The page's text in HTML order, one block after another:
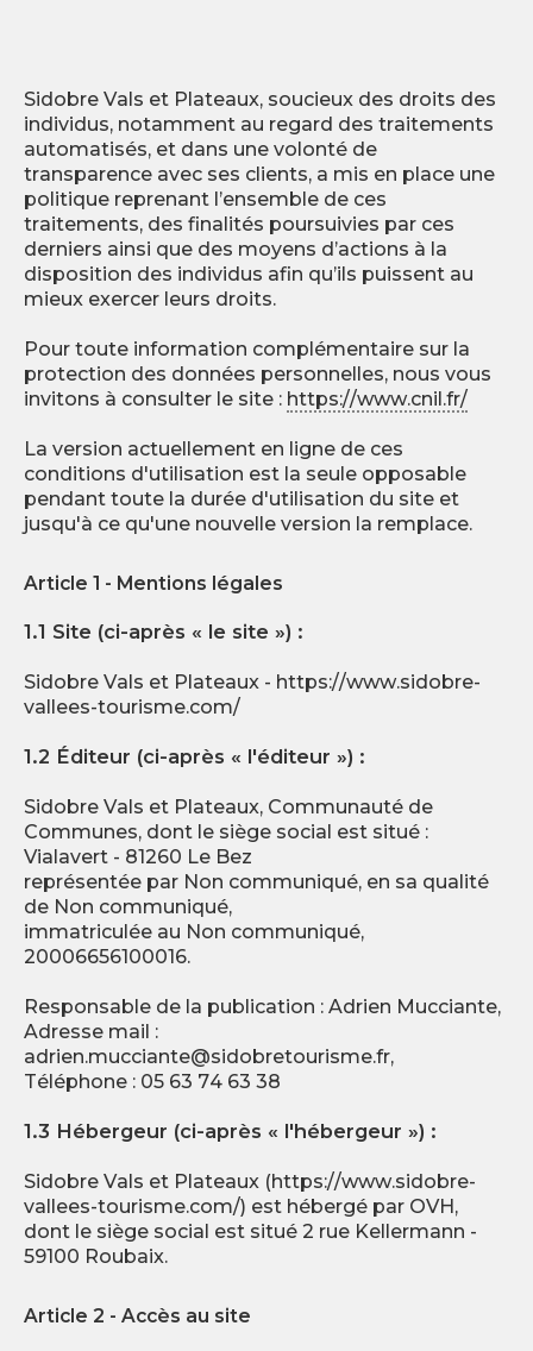
Sidobre Vals et Plateaux, soucieux des droits des
individus, notamment au regard des traitements
automatisés, et dans une volonté de
transparence avec ses clients, a mis en place une
politique reprenant l’ensemble de ces
traitements, des finalités poursuivies par ces
derniers ainsi que des moyens d’actions à la
disposition des individus afin qu’ils puissent au
mieux exercer leurs droits.
Pour toute information complémentaire sur la
protection des données personnelles, nous vous
invitons à consulter le site : https://www.cnil.fr/
La version actuellement en ligne de ces
conditions d'utilisation est la seule opposable
pendant toute la durée d'utilisation du site et
jusqu'à ce qu'une nouvelle version la remplace.
Article 1 - Mentions légales
1.1 Site (ci-après « le site ») :
Sidobre Vals et Plateaux - https://www.sidobre-
vallees-tourisme.com/
1.2 Éditeur (ci-après « l'éditeur ») :
Sidobre Vals et Plateaux, Communauté de
Communes, dont le siège social est situé :
Vialavert - 81260 Le Bez
représentée par Non communiqué, en sa qualité
de Non communiqué,
immatriculée au Non communiqué,
20006656100016.
Responsable de la publication : Adrien Mucciante,
Adresse mail :
adrien.mucciante@sidobretourisme.fr,
Téléphone : 05 63 74 63 38
1.3 Hébergeur (ci-après « l'hébergeur ») :
Sidobre Vals et Plateaux (https://www.sidobre-
vallees-tourisme.com/) est hébergé par OVH,
dont le siège social est situé 2 rue Kellermann -
59100 Roubaix.
Article 2 - Accès au site